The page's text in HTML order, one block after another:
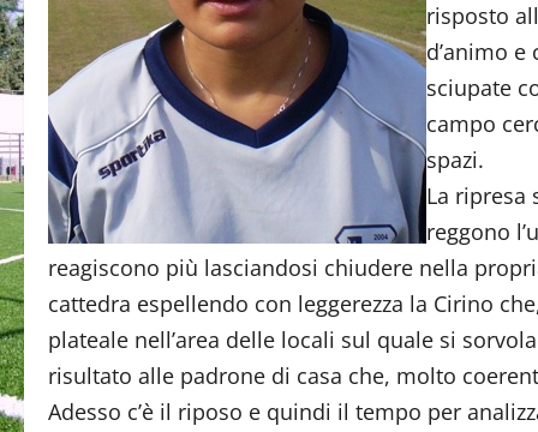
risposto
d’animo
sciupate
campo
spazi.
La ripresa
reggono
reagiscono più lasciandosi chiudere nella
cattedra espellendo con leggerezza la Cirino
plateale nell’area delle locali sul quale si
risultato alle padrone di casa che, molto
Adesso c’è il riposo e quindi il tempo per